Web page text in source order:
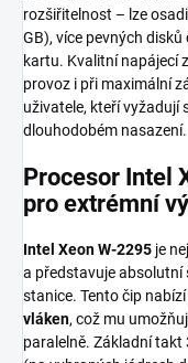
rozšiřitelnost – lze
GB), více pevných
kartu. Kvalitní napájecí
provoz i při maximální
uživatele, kteří vyžadují
dlouhodobém nasazení.
Procesor Intel
pro extrémní
Intel Xeon W-2295 je
a představuje absolutní
stanice. Tento čip
vláken, což mu
paralelně. Základní takt